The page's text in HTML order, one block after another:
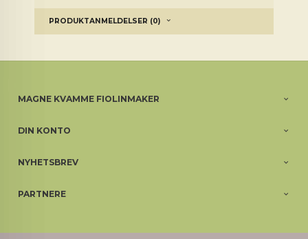
PRODUKTANMELDELSER (0)
MAGNE KVAMME FIOLINMAKER
DIN KONTO
NYHETSBREV
PARTNERE